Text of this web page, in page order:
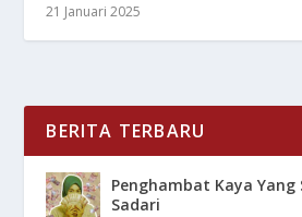
21 Januari 2025
BERITA TERBARU
Penghambat Kaya Yang
Sadari